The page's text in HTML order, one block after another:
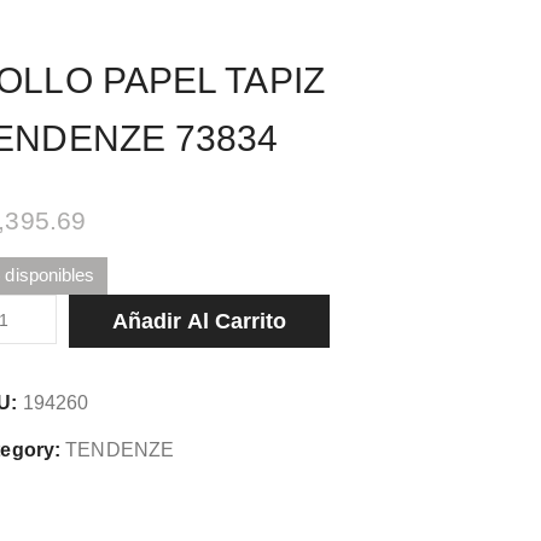
PAPEL TAPIZ
73834
disponibles
Añadir Al Carrito
194260
TENDENZE